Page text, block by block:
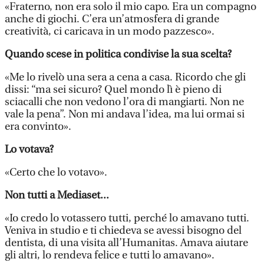
«Fraterno, non era solo il mio capo. Era un compagno
anche di giochi. C’era un’atmosfera di grande
creatività, ci caricava in un modo pazzesco».
Quando scese in politica condivise la sua scelta?
«Me lo rivelò una sera a cena a casa. Ricordo che gli
dissi: “ma sei sicuro? Quel mondo lì è pieno di
sciacalli che non vedono l’ora di mangiarti. Non ne
vale la pena”. Non mi andava l’idea, ma lui ormai si
era convinto».
Lo votava?
«Certo che lo votavo».
Non tutti a Mediaset...
«Io credo lo votassero tutti, perché lo amavano tutti.
Veniva in studio e ti chiedeva se avessi bisogno del
dentista, di una visita all’Humanitas. Amava aiutare
gli altri, lo rendeva felice e tutti lo amavano».